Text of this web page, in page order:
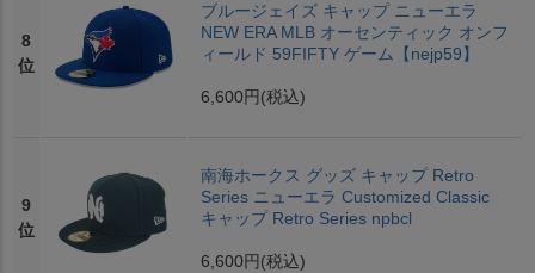
8
位
ブルージェイズ キャップ ニューエラ
NEW ERA MLB オーセンティック オンフ
ィールド 59FIFTY ゲーム【nejp59】
6,600円 (税込)
9
位
南海ホークス グッズ キャップ Retro
Series ニューエラ Customized Classic
キャップ Retro Series npbcl
6,600円 (税込)